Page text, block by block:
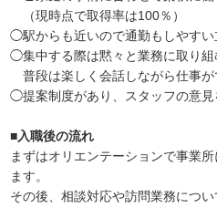
（現時点で取得率は100％）
◯駅からも近いので通勤もしやすい
◯集中する際は黙々と業務に取り組
普段は楽しく会話しながら仕事が
◯提案制度があり、スタッフの意見
■入職後の流れ
まずはオリエンテーションで事業
ます。
その後、相談対応や訪問業務につ